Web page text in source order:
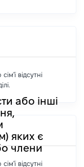
відсутні
або інші
яких є
члени
відсутні